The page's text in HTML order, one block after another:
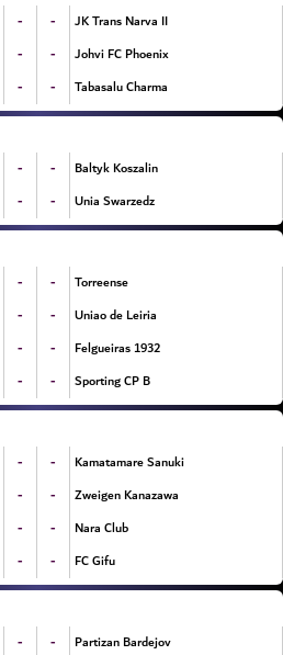
- -
JK Trans Narva II
- -
Johvi FC Phoenix
- - Tabasalu Charma
- -
Baltyk Koszalin
- - Unia Swarzedz
- -
Torreense
- -
Uniao de Leiria
- -
Felgueiras 1932
- - Sporting CP B
- -
Kamatamare Sanuki
- -
Zweigen Kanazawa
- -
Nara Club
- - FC Gifu
- -
Partizan Bardejov